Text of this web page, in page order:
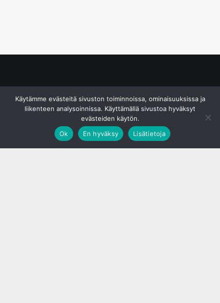
Käytämme evästeitä sivuston toiminnoissa, ominaisuuksissa ja
liikenteen analysoinnissa. Käyttämällä sivustoa hyväksyt
evästeiden käytön.
Ok
En hyväksy Lisätietoja